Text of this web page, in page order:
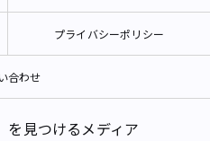
プライバシーポリシー
合わせ
を見つけるメディア